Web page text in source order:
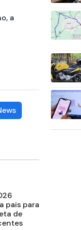
a
pais para
de